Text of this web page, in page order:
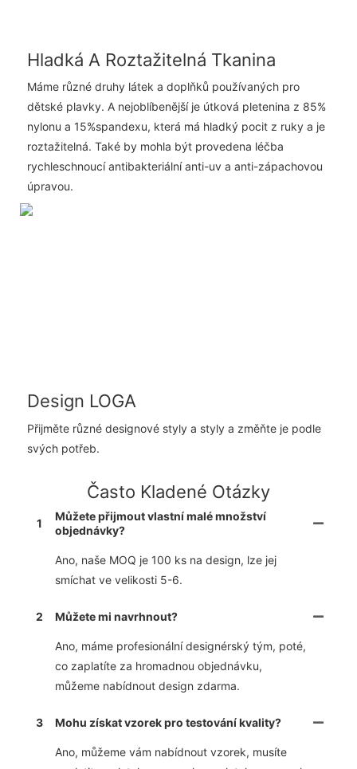
Hladká A Roztažitelná Tkanina
Máme různé druhy látek a doplňků používaných pro
dětské plavky. A nejoblíbenější je útková pletenina z 85%
nylonu a 15%spandexu, která má hladký pocit z ruky a je
roztažitelná. Také by mohla být provedena léčba
rychleschnoucí antibakteriální anti-uv a anti-zápachovou
úpravou.
Design LOGA
Přijměte různé designové styly a styly a změňte je podle
svých potřeb.
Často Kladené Otázky
1
Můžete přijmout vlastní malé množství
objednávky?
Ano, naše MOQ je 100 ks na design, lze jej
smíchat ve velikosti 5-6.
2 Můžete mi navrhnout?
Ano, máme profesionální designérský tým, poté,
co zaplatíte za hromadnou objednávku,
můžeme nabídnout design zdarma.
3 Mohu získat vzorek pro testování kvality?
Ano, můžeme vám nabídnout vzorek, musíte